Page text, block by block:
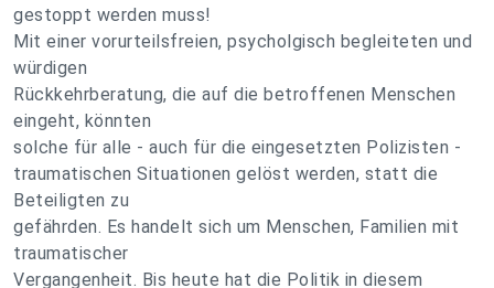
gestoppt werden muss!
Mit einer vorurteilsfreien, psycholgisch begleiteten und
würdigen
Rückkehrberatung, die auf die betroffenen Menschen
eingeht, könnten
solche für alle - auch für die eingesetzten Polizisten -
traumatischen Situationen gelöst werden, statt die
Beteiligten zu
gefährden. Es handelt sich um Menschen, Familien mit
traumatischer
Vergangenheit. Bis heute hat die Politik in diesem